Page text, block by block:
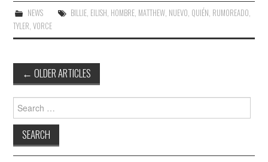
NEWS BILLIE, EILISH, HOMBRE, MATTHEW, NUEVO, QUIÉN, RUMOREADO,
TYLER,VORCE
Post
navigation
← OLDER ARTICLES
Search
for: